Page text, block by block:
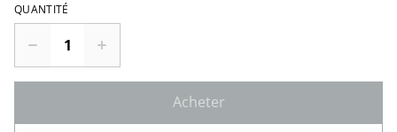
QUANTITÉ
Acheter